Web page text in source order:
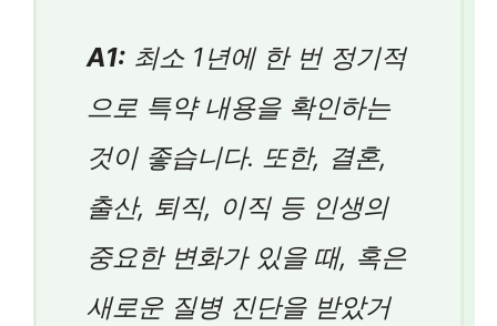
A1: 최소 1년에 한 번 정기적
으로 특약 내용을 확인하는
것이 좋습니다. 또한, 결혼,
출산, 퇴직, 이직 등 인생의
중요한 변화가 있을 때, 혹은
새로운 질병 진단을 받았거